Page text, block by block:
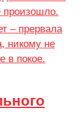
произошло.
– прервала
никому не
в покое.